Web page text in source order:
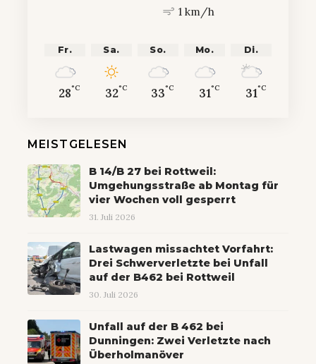
1 km/h
Fr.
28°C
Sa.
32°C
So.
33°C
Mo.
31°C
Di.
31°C
MEISTGELESEN
B 14/B 27 bei Rottweil:
Umgehungsstraße ab Montag für
vier Wochen voll gesperrt
31. Juli 2026
Lastwagen missachtet Vorfahrt:
Drei Schwerverletzte bei Unfall
auf der B462 bei Rottweil
30. Juli 2026
Unfall auf der B 462 bei
Dunningen: Zwei Verletzte nach
Überholmanöver